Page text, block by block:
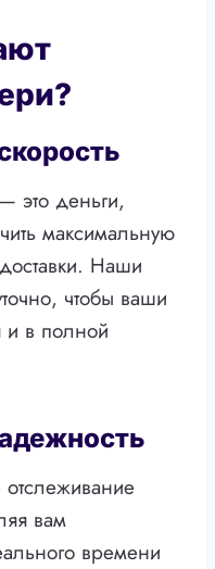
это деньги,
максимальную
Наши
чтобы ваши
и в полной
вам
времени